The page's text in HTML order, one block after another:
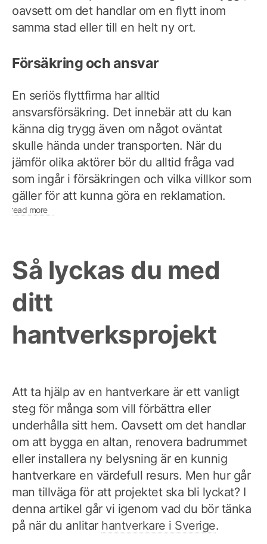
oavsett om det handlar om en flytt inom
samma stad eller till en helt ny ort.
Försäkring och ansvar
En seriös flyttfirma har alltid
ansvarsförsäkring. Det innebär att du kan
känna dig trygg även om något oväntat
skulle hända under transporten. När du
jämför olika aktörer bör du alltid fråga vad
som ingår i försäkringen och vilka villkor som
gäller för att kunna göra en reklamation.
read more
Så lyckas du med
ditt
hantverksprojekt
Att ta hjälp av en hantverkare är ett vanligt
steg för många som vill förbättra eller
underhålla sitt hem. Oavsett om det handlar
om att bygga en altan, renovera badrummet
eller installera ny belysning är en kunnig
hantverkare en värdefull resurs. Men hur går
man tillväga för att projektet ska bli lyckat? I
denna artikel går vi igenom vad du bör tänka
på när du anlitar hantverkare i Sverige.